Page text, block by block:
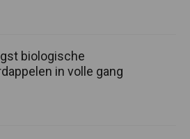
biologische
in volle gang